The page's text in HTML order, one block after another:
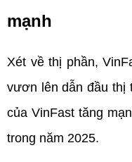
mạnh
Xét về thị phần,
vươn lên dẫn đầu thị
của VinFast tăng
trong năm 2025.